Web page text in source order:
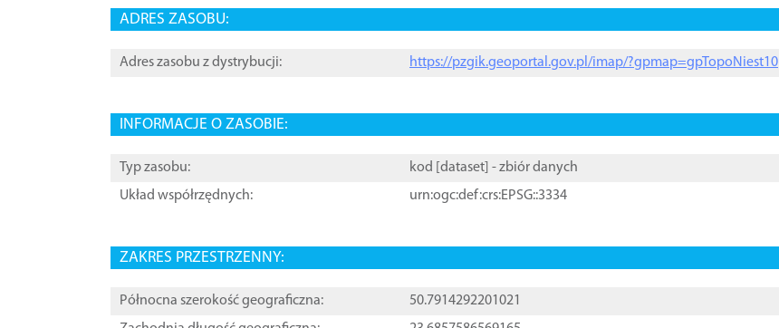
ADRES ZASOBU:
Adres zasobu z dystrybucji: https://pzgik.geoportal.gov.pl/imap/?gpmap=gpTopoNiest10
INFORMACJE O ZASOBIE:
Typ zasobu: kod [ dataset ] - zbiór danych
Układ współrzędnych:
urn:ogc:def:crs:EPSG::3334
ZAKRES PRZESTRZENNY:
Północna szerokość geograficzna:
50.7914292201021